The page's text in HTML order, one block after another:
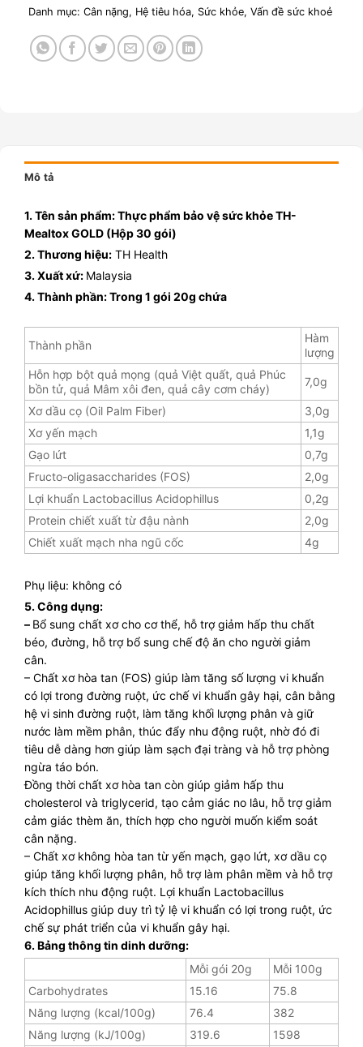
Danh mục: Cân nặng, Hệ tiêu hóa, Sức khỏe, Vấn đề sức khoẻ
Mô tả
1. Tên sản phẩm: Thực phẩm bảo vệ sức khỏe TH-
Mealtox GOLD (Hộp 30 gói)
2. Thương hiệu: TH Health
3. Xuất xứ: Malaysia
4. Thành phần: Trong 1 gói 20g chứa
Thành phần
Hàm
lượng
Hỗn hợp bột quả mọng (quả Việt quất, quả Phúc
bồn tử, quả Mâm xôi đen, quả cây cơm cháy)
7,0g
Xơ dầu cọ (Oil Palm Fiber)
3,0g
Xơ yến mạch
1,1g
Gạo lứt
0,7g
Fructo-oligasaccharides (FOS)
2,0g
Lợi khuẩn Lactobacillus Acidophillus
0,2g
Protein chiết xuất từ đậu nành
2,0g
Chiết xuất mạch nha ngũ cốc
4g
Phụ liệu: không có
5. Công dụng:
– Bổ sung chất xơ cho cơ thể, hỗ trợ giảm hấp thu chất
béo, đường, hỗ trợ bổ sung chế độ ăn cho người giảm
cân.
– Chất xơ hòa tan (FOS) giúp làm tăng số lượng vi khuẩn
có lợi trong đường ruột, ức chế vi khuẩn gây hại, cân bằng
hệ vi sinh đường ruột, làm tăng khối lượng phân và giữ
nước làm mềm phân, thúc đẩy nhu động ruột, nhờ đó đi
tiêu dễ dàng hơn giúp làm sạch đại tràng và hỗ trợ phòng
ngừa táo bón.
Đồng thời chất xơ hòa tan còn giúp giảm hấp thu
cholesterol và triglycerid, tạo cảm giác no lâu, hỗ trợ giảm
cảm giác thèm ăn, thích hợp cho người muốn kiểm soát
cân nặng.
– Chất xơ không hòa tan từ yến mạch, gạo lứt, xơ dầu cọ
giúp tăng khối lượng phân, hỗ trợ làm phân mềm và hỗ trợ
kích thích nhu động ruột. Lợi khuẩn Lactobacillus
Acidophillus giúp duy trì tỷ lệ vi khuẩn có lợi trong ruột, ức
chế sự phát triển của vi khuẩn gây hại.
6. Bảng thông tin dinh dưỡng:
Mỗi gói 20g
Mỗi 100g
Carbohydrates
15.16
75.8
Năng lượng (kcal/100g)
76.4
382
Năng lượng (kJ/100g)
319.6 1598